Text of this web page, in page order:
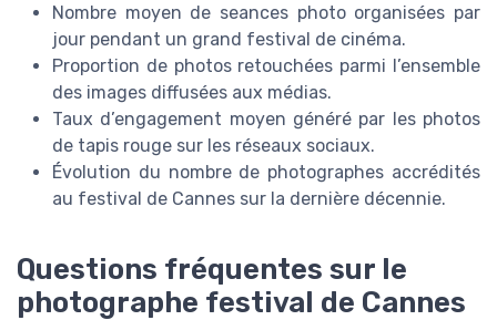
Nombre moyen de seances photo organisées par
jour pendant un grand festival de cinéma.
Proportion de photos retouchées parmi l’ensemble
des images diffusées aux médias.
Taux d’engagement moyen généré par les photos
de tapis rouge sur les réseaux sociaux.
Évolution du nombre de photographes accrédités
au festival de Cannes sur la dernière décennie.
Questions fréquentes sur le
photographe festival de Cannes